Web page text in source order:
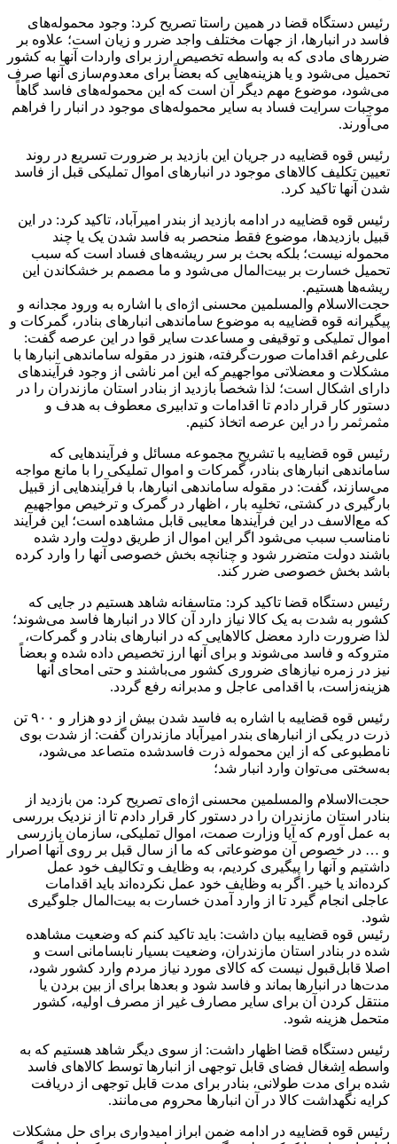
رئیس دستگاه قضا در همین راستا تصریح کرد: وجود محموله‌های
فاسد در انبارها، از جهات مختلف واجد ضرر و زیان است؛ علاوه بر
ضررهای مادی که به واسطه تخصیص ارز برای واردات آنها به کشور
تحمیل می‌شود و یا هزینه‌هایی که بعضاً برای معدوم‌سازی آنها صرف
می‌شود، موضوع مهم دیگر آن است که این محموله‌های فاسد گاهاً
موجبات سرایت فساد به سایر محموله‌های موجود در انبار را فراهم
می‌آورند.
رئیس قوه قضاییه در جریان این بازدید بر ضرورت تسریع در روند
تعیین تکلیف کالاهای موجود در انبارهای اموال تملیکی قبل از فاسد
شدن آنها تاکید کرد.
رئیس قوه قضاییه در ادامه بازدید از بندر امیرآباد، تاکید کرد: در این
قبیل بازدیدها، موضوع فقط منحصر به فاسد شدن یک یا چند
محموله نیست؛ بلکه بحث بر سر ریشه‌های فساد است که سبب
تحمیل خسارت بر بیت‌المال می‌شود و ما مصمم بر خشکاندن این
ریشه‌ها هستیم.
حجت‌الاسلام والمسلمین محسنی اژه‌ای با اشاره به ورود مجدانه و‌
پیگیرانه قوه قضاییه به موضوع ساماندهی انبارهای بنادر، گمرکات و
اموال تملیکی و توقیفی و مساعدت سایر قوا در این عرصه گفت:
علی‌رغم اقدامات صورت‌گرفته، هنوز در مقوله ساماندهی انبارها با
مشکلات و معضلاتی مواجهیم که این امر ناشی از وجود فرآیندهای
دارای اشکال است؛ لذا شخصاً بازدید از بنادر استان مازندران را در
دستور کار قرار دادم تا اقدامات و تدابیری معطوف به هدف و
مثمرثمر را در این عرصه اتخاذ کنیم.
رئیس قوه قضاییه با تشریح مجموعه مسائل و‌ فرآیندهایی که
ساماندهی انبارهای بنادر، گمرکات و اموال تملیکی را با مانع مواجه
می‌سازند، گفت: در مقوله ساماندهی انبارها، با فرآیندهایی از قبیل
بارگیری در کشتی، تخلیه بار ، اظهار در گمرک و ترخیص مواجهیم
که مع‌الاسف در این فرآیندها معایبی قابل مشاهده است؛ این فرآیند
نامناسب سبب می‌شود اگر این اموال از طریق دولت وارد شده
باشند دولت متضرر شود و چنانچه بخش خصوصی آنها را وارد کرده
باشد بخش خصوصی ضرر کند.
رئیس دستگاه قضا تاکید کرد: متاسفانه شاهد هستیم در جایی که
کشور به شدت به یک کالا نیاز دارد آن کالا در انبارها فاسد می‌شوند؛
لذا ضرورت دارد معضل کالاهایی که در انبارهای بنادر و گمرکات،
متروکه و فاسد می‌شوند‌ و برای آنها ارز تخصیص داده شده و بعضاً
نیز در زمره نیازهای ضروری کشور می‌باشند و حتی امحای آنها
هزینه‌زاست، با اقدامی عاجل و مدبرانه رفع گردد.
رئیس قوه قضاییه با اشاره به فاسد شدن بیش از دو هزار و ۹۰۰ تن
ذرت در یکی از انبارهای بندر امیرآباد مازندران گفت: از شدت بوی
نامطبوعی که از این محموله ذرت فاسدشده متصاعد می‌شود،
به‌سختی می‌توان وارد انبار شد؛
حجت‌الاسلام والمسلمین محسنی اژه‌ای تصریح کرد: من بازدید از
بنادر استان مازندران را در دستور کار قرار دادم تا از نزدیک بررسی
به عمل آورم که آیا وزارت صمت، اموال تملیکی، سازمان بازرسی
و … در خصوص آن موضوعاتی که ما از سال قبل بر روی آنها اصرار
داشتیم و آنها را پیگیری کردیم، به وظایف و تکالیف خود عمل
کرده‌اند یا خیر. اگر به وظایف خود عمل نکرده‌اند باید اقدامات
عاجلی انجام گیرد تا از وارد آمدن خسارت به بیت‌المال جلوگیری
شود.
رئیس قوه قضاییه بیان داشت: باید تاکید کنم که وضعیت مشاهده
شده در بنادر استان مازندران، وضعیت بسیار نابسامانی است و
اصلا قابل‌قبول نیست که کالای مورد نیاز مردم وارد کشور شود،
مدت‌ها در انبارها بماند و فاسد شود و بعدها برای از بین بردن یا
منتقل کردن آن برای سایر مصارف غیر از مصرف اولیه، کشور
متحمل هزینه شود.
رئیس دستگاه قضا اظهار داشت: از سوی دیگر شاهد هستیم که به
واسطه اِشغال فضای قابل توجهی از انبارها توسط کالاهای فاسد
شده برای مدت طولانی، بنادر برای مدت قابل توجهی از دریافت
کرایه نگهداشت کالا در آن انبارها محروم می‌مانند.
رئیس قوه قضاییه در ادامه ضمن ابراز امیدواری برای حل مشکلات